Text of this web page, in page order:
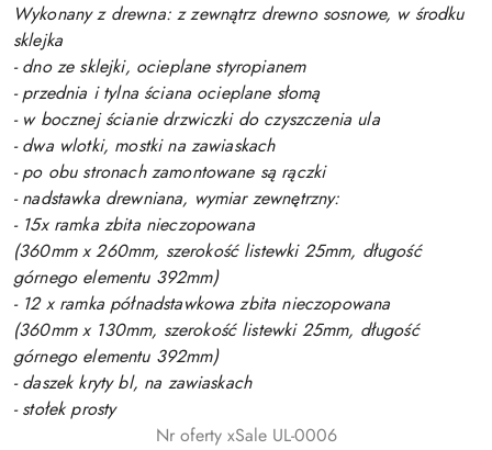
Wykonany z drewna: z zewnątrz drewno sosnowe, w środku
sklejka
- dno ze sklejki, ocieplane styropianem
- przednia i tylna ściana ocieplane słomą
- w bocznej ścianie drzwiczki do czyszczenia ula
- dwa wlotki, mostki na zawiaskach
- po obu stronach zamontowane są rączki
- nadstawka drewniana, wymiar zewnętrzny:
- 15x ramka zbita nieczopowana
(360mm x 260mm, szerokość listewki 25mm, długość
górnego elementu 392mm)
- 12 x ramka półnadstawkowa zbita nieczopowana
(360mm x 130mm, szerokość listewki 25mm, długość
górnego elementu 392mm)
- daszek kryty bl, na zawiaskach
- stołek prosty
Nr oferty xSale UL-0006